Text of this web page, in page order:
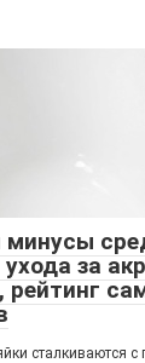
ухода за
рейтинг
сталкиваются